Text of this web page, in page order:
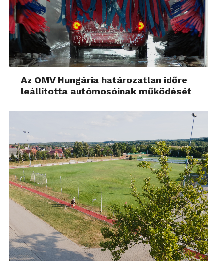
Az OMV Hungária határozatlan időre
leállította autómosóinak működését